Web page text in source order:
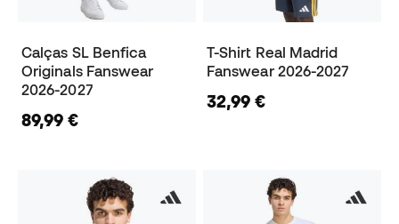
Calças SL Benfica
Originals Fanswear
2026-2027
89,99 €
T-Shirt Real Madrid
Fanswear 2026-2027
32,99 €